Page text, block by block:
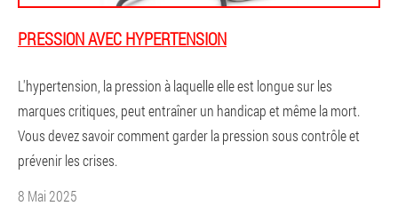
PRESSION AVEC HYPERTENSION
L'hypertension, la pression à laquelle elle est longue sur les
marques critiques, peut entraîner un handicap et même la mort.
Vous devez savoir comment garder la pression sous contrôle et
prévenir les crises.
8 Mai 2025